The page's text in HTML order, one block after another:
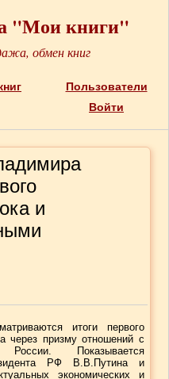
"Мои книги"
обмен книг
Пользователи
Войти
и
итоги первого
через призму отношений с
России. Показывается
РФ В.В.Путина и
экономических и